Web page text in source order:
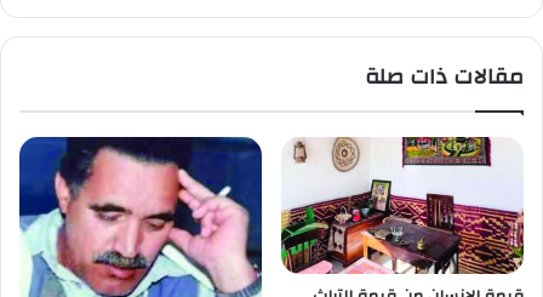
مقالات ذات صلة